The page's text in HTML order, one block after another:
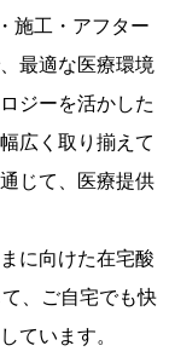
施工・アフター
最適な医療環境
ジーを活かした
広く取り揃えて
じて、医療提供
に向けた在宅酸
、ご自宅でも快
ています。